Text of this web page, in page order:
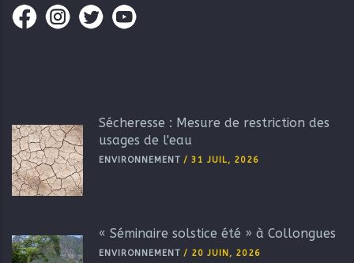
Sécheresse : Mesure de restriction des
usages de l'eau
ENVIRONNEMENT / 31 JUIL, 2026
« Séminaire solstice été » à Collongues
ENVIRONNEMENT / 20 JUIN, 2026